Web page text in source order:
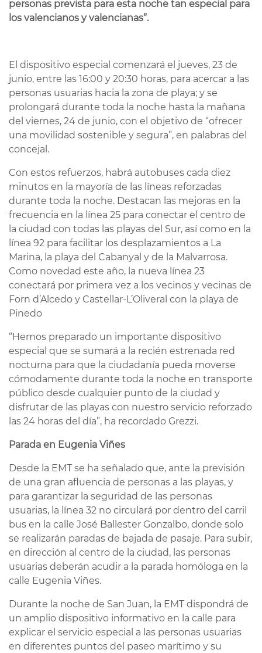
personas prevista para esta noche tan especial para
los valencianos y valencianas”.
El dispositivo especial comenzará el jueves, 23 de
junio, entre las 16:00 y 20:30 horas, para acercar a las
personas usuarias hacia la zona de playa; y se
prolongará durante toda la noche hasta la mañana
del viernes, 24 de junio, con el objetivo de “ofrecer
una movilidad sostenible y segura”, en palabras del
concejal.
Con estos refuerzos, habrá autobuses cada diez
minutos en la mayoría de las líneas reforzadas
durante toda la noche. Destacan las mejoras en la
frecuencia en la línea 25 para conectar el centro de
la ciudad con todas las playas del Sur, así como en la
línea 92 para facilitar los desplazamientos a La
Marina, la playa del Cabanyal y de la Malvarrosa.
Como novedad este año, la nueva línea 23
conectará por primera vez a los vecinos y vecinas de
Forn d’Alcedo y Castellar-L’Oliveral con la playa de
Pinedo
“Hemos preparado un importante dispositivo
especial que se sumará a la recién estrenada red
nocturna para que la ciudadanía pueda moverse
cómodamente durante toda la noche en transporte
público desde cualquier punto de la ciudad y
disfrutar de las playas con nuestro servicio reforzado
las 24 horas del día”, ha recordado Grezzi.
Parada en Eugenia Viñes
Desde la EMT se ha señalado que, ante la previsión
de una gran afluencia de personas a las playas, y
para garantizar la seguridad de las personas
usuarias, la línea 32 no circulará por dentro del carril
bus en la calle José Ballester Gonzalbo, donde solo
se realizarán paradas de bajada de pasaje. Para subir,
en dirección al centro de la ciudad, las personas
usuarias deberán acudir a la parada homóloga en la
calle Eugenia Viñes.
Durante la noche de San Juan, la EMT dispondrá de
un amplio dispositivo informativo en la calle para
explicar el servicio especial a las personas usuarias
en diferentes puntos del paseo marítimo y su